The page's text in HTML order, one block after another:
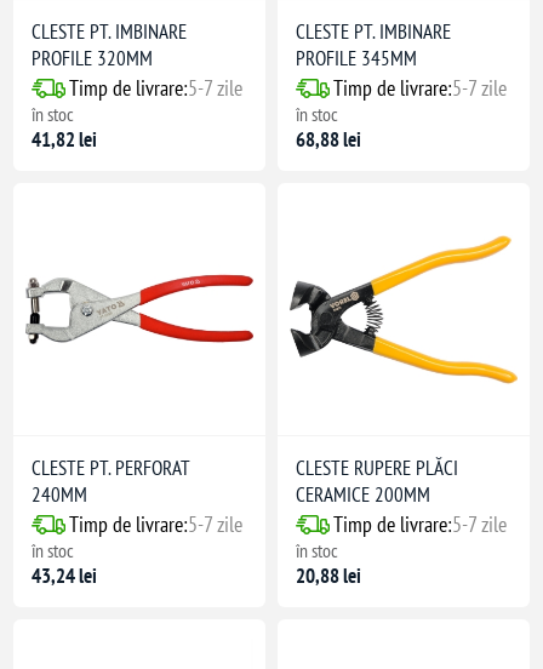
CLESTE PT. IMBINARE
PROFILE 320MM
Timp de livrare:5-7 zile
în stoc
41,82 lei
CLESTE PT. IMBINARE
PROFILE 345MM
Timp de livrare:5-7 zile
în stoc
68,88 lei
CLESTE PT. PERFORAT
240MM
Timp de livrare:5-7 zile
în stoc
43,24 lei
CLESTE RUPERE PLĂCI
CERAMICE 200MM
Timp de livrare:5-7 zile
în stoc
20,88 lei